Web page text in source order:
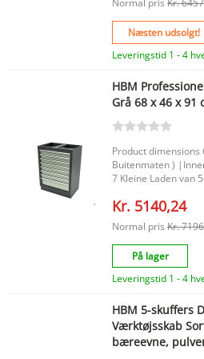
professionelt
af værktøj og andet
der giver praktisk
Næsten udsolgt!
Leveringstid 1 - 4
HBM
Grå 68 x 46 x 91
Product dimensions
Buitenmaten )
7 Kleine Laden van
x 40 x 14,5 cm.
dimensions 74,9 x
Kr. 5140,24
Normal pris Kr.
På lager
Leveringstid 1 - 4
HBM 5-skuffers
Værktøjsskab
bæreevne,